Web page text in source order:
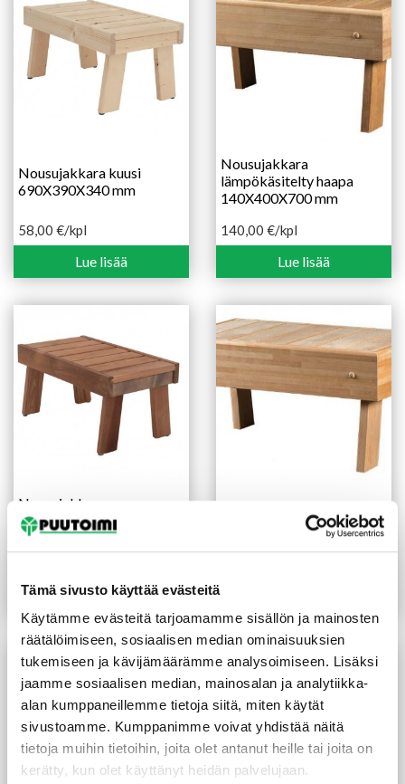
Tämä sivusto käyttää evästeitä
Käytämme evästeitä tarjoamamme sisällön ja mainosten
räätälöimiseen, sosiaalisen median ominaisuuksien
tukemiseen ja kävijämäärämme analysoimiseen. Lisäksi
jaamme sosiaalisen median, mainosalan ja analytiikka-
alan kumppaneillemme tietoja siitä, miten käytät
sivustoamme. Kumppanimme voivat yhdistää näitä
tietoja muihin tietoihin, joita olet antanut heille tai joita on
kerätty, kun olet käyttänyt heidän palvelujaan.
Nousujakkara kuusi
690X390X340 mm
58,00 €/kpl
Lue lisää
Nousujakkara
lämpökäsitelty haapa
140X400X700 mm
140,00 €/kpl
Lue lisää
Nousujakkara
lämpökäsitelty haapa
690X390X340mm
Lue lisää
Nousujakkara tervaleppä
140x400x700 mm